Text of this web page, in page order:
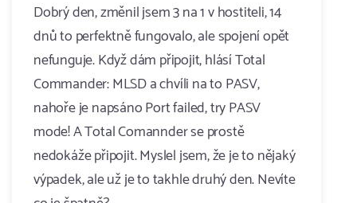
Dobrý den, změnil jsem 3 na 1 v hostiteli, 14
dnů to perfektně fungovalo, ale spojení opět
nefunguje. Když dám připojit, hlásí Total
Commander: MLSD a chvíli na to PASV,
nahoře je napsáno Port failed, try PASV
mode! A Total Comannder se prostě
nedokáže připojit. Myslel jsem, že je to nějaký
výpadek, ale už je to takhle druhý den. Nevíte